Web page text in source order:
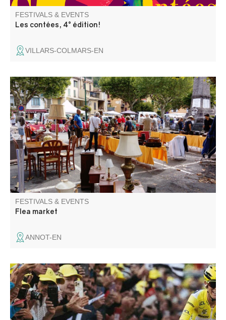
FESTIVALS & EVENTS
Les contées, 4° édition!
VILLARS-COLMARS-EN
Annot invites you to hunt for bargains not only in the
market square, but also in the streets of the old town!
Toys, decorative objects, books, clothes... There's bound
to be the item you're looking for among the stalls.
FESTIVALS & EVENTS
Flea market
ANNOT-EN
Entrevaux entre dans la course, lors de la 8ème et plus
longue étape du Tour de France Femmes 2026, entre
Sisteron et Nice !